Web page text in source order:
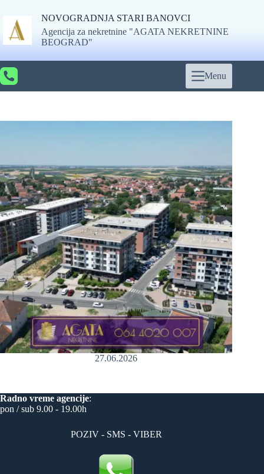
content
NOVOGRADNJA STARI BANOVCI
Agencija za nekretnine "AGATA NEKRETNINE
BEOGRAD"
Menu
27.06.2026
Radno vreme agencije:
pon / sub 9.00 - 19.00h
POZIV - SMS - VIBER